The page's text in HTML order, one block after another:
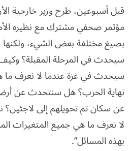
قبل أسبوعين، طرح وزير خارجية
مؤتمر صحفي مشترك مع نظيره
بصيغ مختلفة بعض الشيء، ولكنها
سيحدث في المرحلة المقبلة؟ وكيف
سيحدث في غزة عندما لا نعرف ما
نهاية الحرب؟ هل سنتحدث عن
عن سكان تم تحويلهم إلى لاجئين؟
لا نعرف ما هي جميع المتغيرات
بهذه المسائل”.